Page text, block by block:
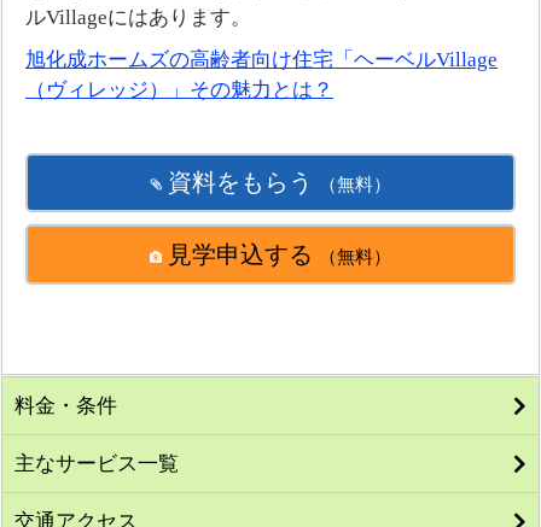
ルVillageにはあります。
旭化成ホームズの高齢者向け住宅「ヘーベルVillage
（ヴィレッジ）」その魅力とは？
資料をもらう （無料）
見学申込する （無料）
料金・条件
主なサービス一覧
交通アクセス